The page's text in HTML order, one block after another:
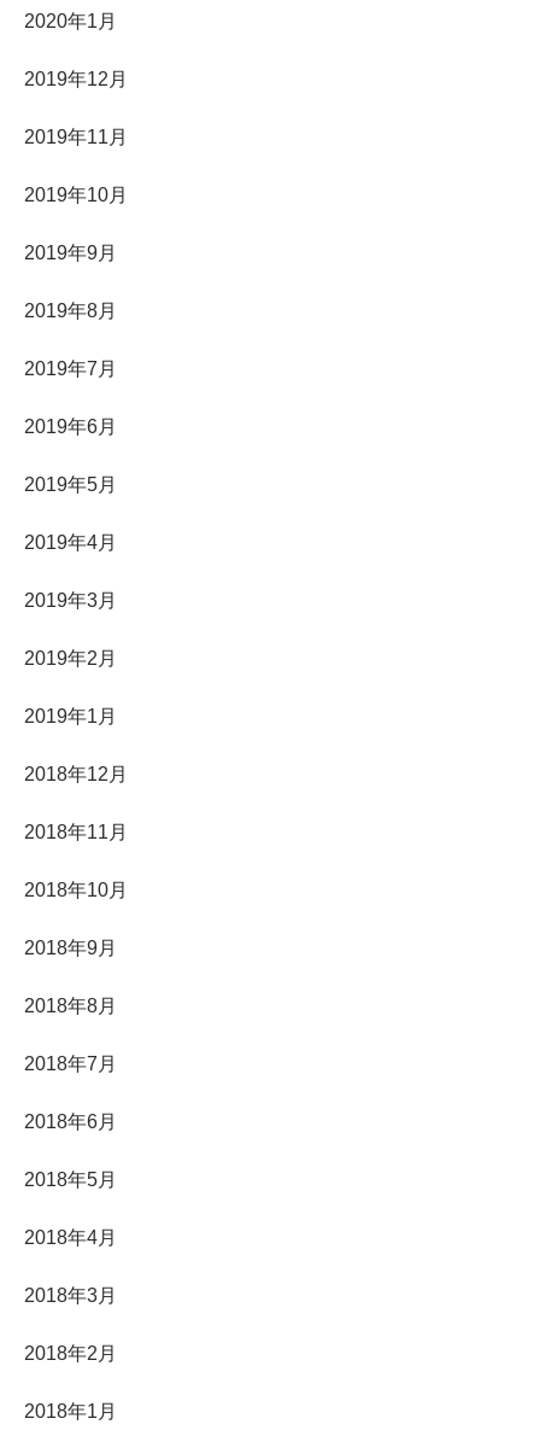
2020年1月
2019年12月
2019年11月
2019年10月
2019年9月
2019年8月
2019年7月
2019年6月
2019年5月
2019年4月
2019年3月
2019年2月
2019年1月
2018年12月
2018年11月
2018年10月
2018年9月
2018年8月
2018年7月
2018年6月
2018年5月
2018年4月
2018年3月
2018年2月
2018年1月